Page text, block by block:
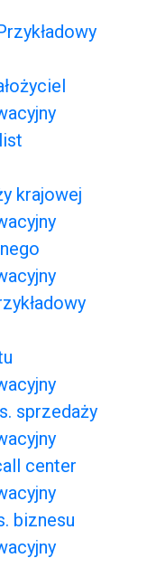
krajowej
sprzedaży
center
biznesu